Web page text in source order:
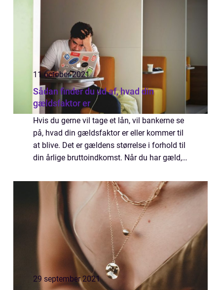
11 october 2021
Sådan finder du ud af, hvad din
gældsfaktor er
Hvis du gerne vil tage et lån, vil bankerne se
på, hvad din gældsfaktor er eller kommer til
at blive. Det er gældens størrelse i forhold til
din årlige bruttoindkomst. Når du har gæld,
29 september 2021